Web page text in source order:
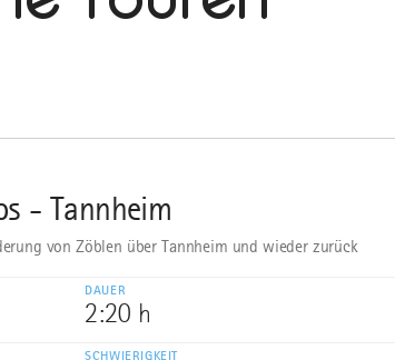
- Tannheim
von Zöblen über Tannheim und wieder zurück
DAUER
2:20 h
SCHWIERIGKEIT